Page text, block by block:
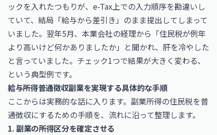
ックを入れたつもりが、e-Tax上での入力順序を勘違いし
ていて、結局「給与から差引き」のまま提出してしまって
いました。翌年5月、本業会社の経理から「住民税が例年
より高いけど何かありましたか」と聞かれ、肝を冷やした
と言っていました。チェック1つで結果が大きく変わる、
という典型例です。
給与所得普通徴収副業を実現する具体的な手順
ここからは実務的な話に入ります。副業所得の住民税を普
通徴収にするための手順を、流れに沿って整理します。
1. 副業の所得区分を確定させる